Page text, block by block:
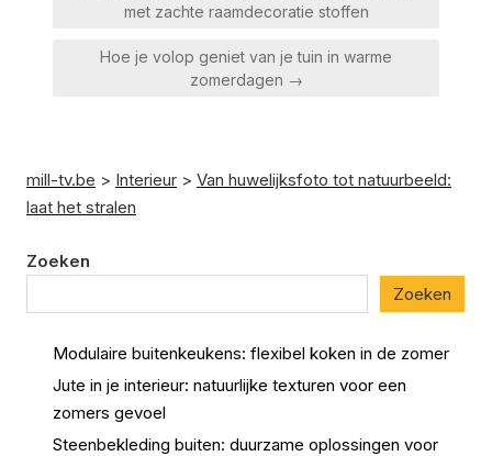
met zachte raamdecoratie stoffen
Hoe je volop geniet van je tuin in warme
zomerdagen →
mill-tv.be > Interieur > Van huwelijksfoto tot natuurbeeld:
laat het stralen
Zoeken
Zoeken
Modulaire buitenkeukens: flexibel koken in de zomer
Jute in je interieur: natuurlijke texturen voor een
zomers gevoel
Steenbekleding buiten: duurzame oplossingen voor